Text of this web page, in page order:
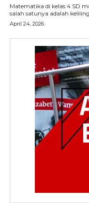
Matematika di kelas 4 SD
salah satunya adalah
April 24, 2026